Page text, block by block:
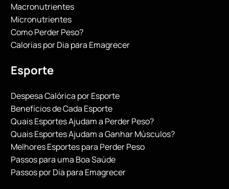
Macronutrientes
Micronutrientes
Como Perder Peso?
Calorias por Dia para Emagrecer
Esporte
Despesa Calórica por Esporte
Benefícios de Cada Esporte
Quais Esportes Ajudam a Perder Peso?
Quais Esportes Ajudam a Ganhar Músculos?
Melhores Esportes para Perder Peso
Passos para uma Boa Saúde
Passos por Dia para Emagrecer